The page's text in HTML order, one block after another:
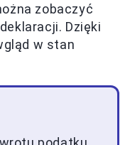
zobaczyć
Dzięki
w stan